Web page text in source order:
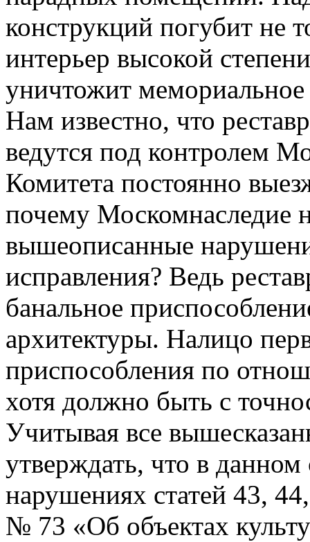
конструкций погубит не
интерьер высокой
уничтожит мемориальное
Нам известно, что
ведутся под контролем
Комитета постоянно
почему Москомнаследие
вышеописанные
исправления? Ведь
банальное
архитектуры. Налицо
приспособления по
хотя должно быть с
Учитывая все
утверждать, что в
нарушениях статей 43,
№ 73 «Об объектах